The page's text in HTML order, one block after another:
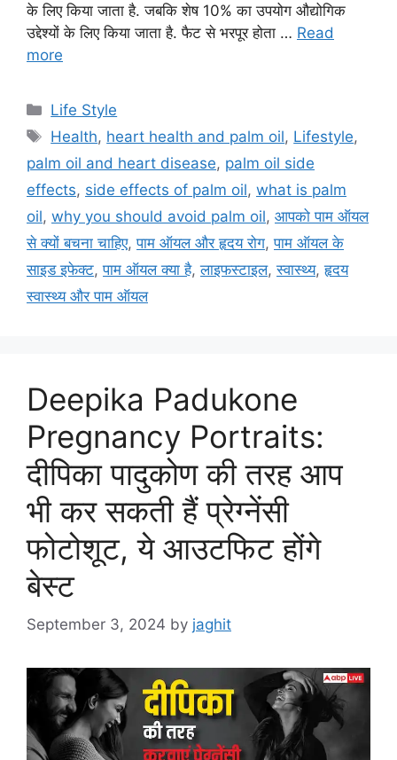
के लिए किया जाता है. जबकि शेष 10% का उपयोग औद्योगिक
उद्देश्यों के लिए किया जाता है. फैट से भरपूर होता … Read
more
C
a
e
g
o
r
i
s
Life Style
T
s
Health, heart health and palm oil, Lifestyle,
palm oil and heart disease, palm oil side
effects, side effects of palm oil, what is palm
oil, why you should avoid palm oil, आपको पाम ऑयल
से क्यों बचना चाहिए,पाम ऑयल और हृदय रोग,पाम ऑयल के
साइड इफेक्ट,पाम ऑयल क्या है,लाइफस्टाइल,स्वास्थ्य,हृदय
स्वास्थ्य और पाम ऑयल
Deepika Padukone
Pregnancy Portraits:
दीपिका पादुकोण की तरह आप
भी कर सकती हैं प्रेग्नेंसी
फोटोशूट, ये आउटफिट होंगे
बेस्ट
September 3, 2024 by jaghit